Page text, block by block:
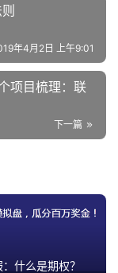
年4月2日 上午9:01
项目梳理：联
下一篇
什么是期权？